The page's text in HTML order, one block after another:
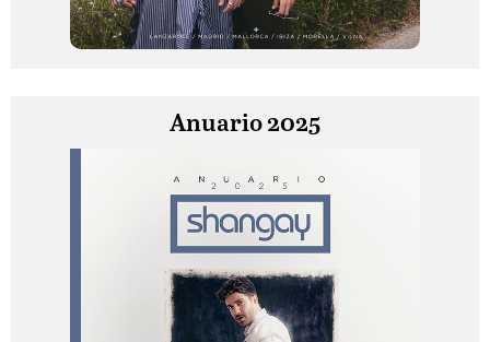
Anuario 2025